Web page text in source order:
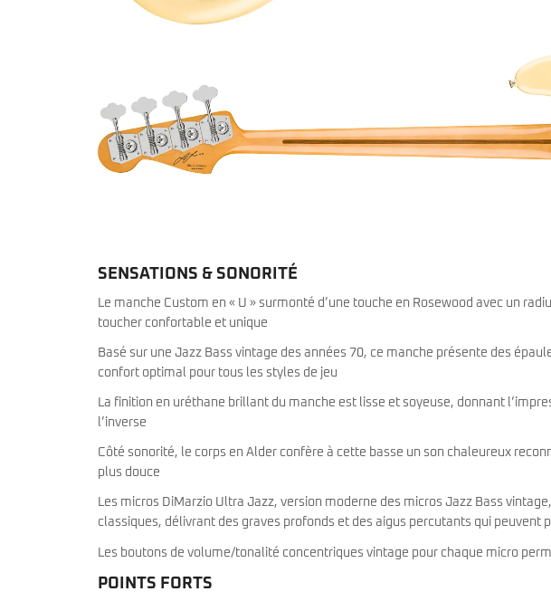
SENSATIONS & SONORITÉ
Le manche Custom en « U » surmonté d’une touche en Rosewood avec un
toucher confortable et unique
Basé sur une Jazz Bass vintage des années 70, ce manche présente des
confort optimal pour tous les styles de jeu
La finition en uréthane brillant du manche est lisse et soyeuse, donnant
l’inverse
Côté sonorité, le corps en Alder confère à cette basse un son chaleureux
plus douce
Les micros DiMarzio Ultra Jazz, version moderne des micros Jazz Bass
classiques, délivrant des graves profonds et des aigus percutants qui peuvent
Les boutons de volume/tonalité concentriques vintage pour chaque micro
POINTS FORTS